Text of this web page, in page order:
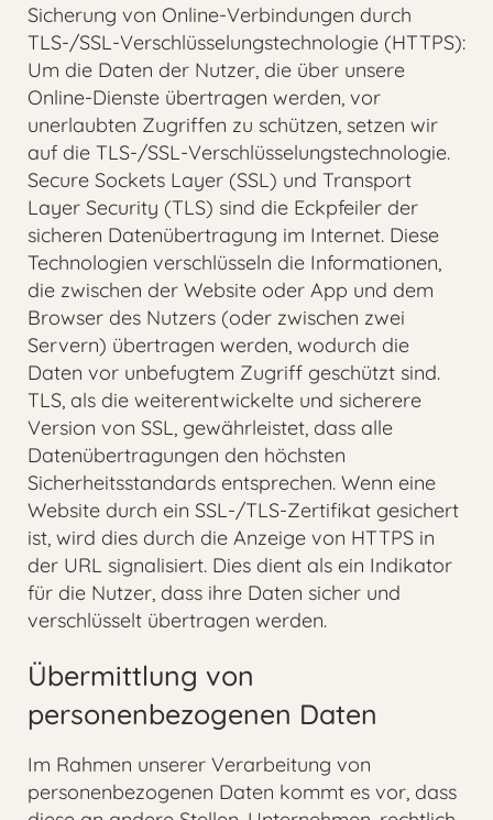
Sicherung von Online-Verbindungen durch
TLS-/SSL-Verschlüsselungstechnologie (HTTPS):
Um die Daten der Nutzer, die über unsere
Online-Dienste übertragen werden, vor
unerlaubten Zugriffen zu schützen, setzen wir
auf die TLS-/SSL-Verschlüsselungstechnologie.
Secure Sockets Layer (SSL) und Transport
Layer Security (TLS) sind die Eckpfeiler der
sicheren Datenübertragung im Internet. Diese
Technologien verschlüsseln die Informationen,
die zwischen der Website oder App und dem
Browser des Nutzers (oder zwischen zwei
Servern) übertragen werden, wodurch die
Daten vor unbefugtem Zugriff geschützt sind.
TLS, als die weiterentwickelte und sicherere
Version von SSL, gewährleistet, dass alle
Datenübertragungen den höchsten
Sicherheitsstandards entsprechen. Wenn eine
Website durch ein SSL-/TLS-Zertifikat gesichert
ist, wird dies durch die Anzeige von HTTPS in
der URL signalisiert. Dies dient als ein Indikator
für die Nutzer, dass ihre Daten sicher und
verschlüsselt übertragen werden.
Übermittlung von
personenbezogenen Daten
Im Rahmen unserer Verarbeitung von
personenbezogenen Daten kommt es vor, dass